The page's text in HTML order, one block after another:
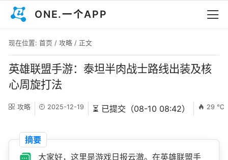
ONE.一个APP
现在位置: 首页 / 攻略 / 正文
英雄联盟手游：泰坦半肉战士路线出装及核
心周旋打法
攻略 2025-12-19 ⏳ 已提交（08-10 08:42） 29 ℃
摘要
大家好，这里是游戏日报云澈。在英雄联盟手